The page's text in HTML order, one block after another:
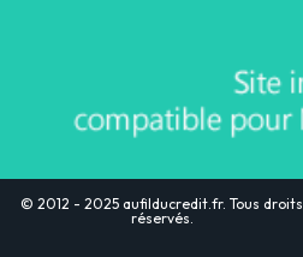
© 2012 - 2025 aufilducredit.fr. Tous droits
réservés.